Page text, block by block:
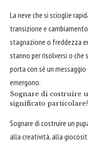
La neve che si scioglie
transizione e
stagnazione o freddezza
stanno per risolversi o che
porta con sé un
emergono.
Sognare di costruire
significato particolare?
Sognare di costruire un
alla creatività, alla